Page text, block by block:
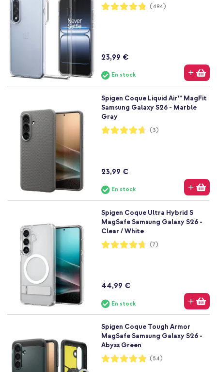
Notation:
96%
(494)
23,99 €
En stock
Spigen Coque Liquid Air™ MagFit
Samsung Galaxy S26 - Marble
Gray
Notation:
93%
(3)
23,99 €
En stock
Spigen Coque Ultra Hybrid S
MagSafe Samsung Galaxy S26 -
Clear / White
Notation:
94%
(7)
44,99 €
En stock
Spigen Coque Tough Armor
MagSafe Samsung Galaxy S26 -
Abyss Green
Notation:
97%
(54)